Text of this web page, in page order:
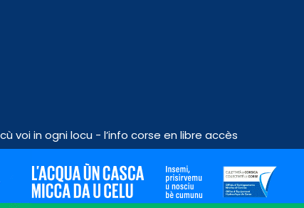
voi in ogni locu - l’info corse en libre accès